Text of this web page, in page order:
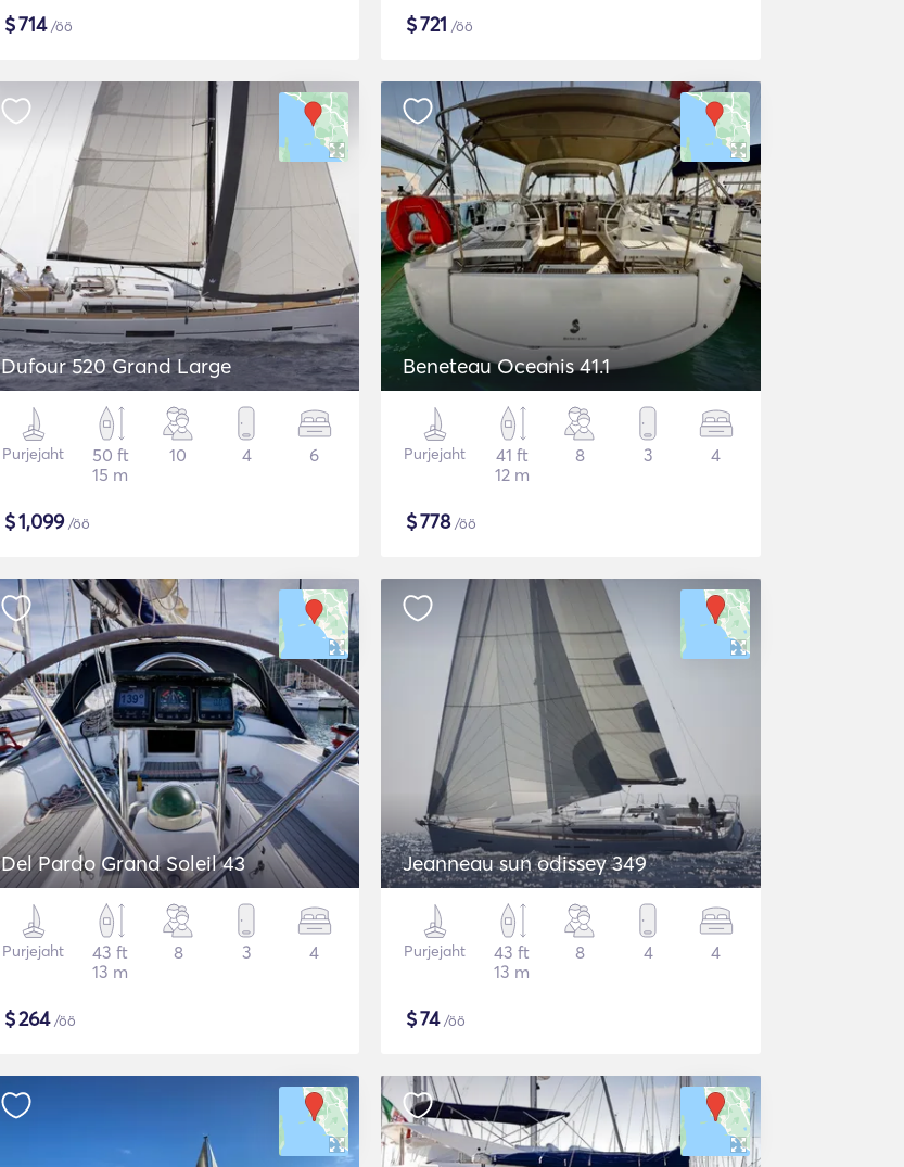
$714/öö $721 /öö
Dufour 520 Grand Large
Purjejaht
50 ft
15 m
10 4 6
$1,099/öö
Beneteau Oceanis 41.1
Purjejaht
41 ft
12 m
8 3 4
$778/öö
Del Pardo Grand Soleil 43
Purjejaht
43 ft
13 m
8 3 4
$264/öö
Jeanneau sun odissey 349
Purjejaht
43 ft
13 m
8 4 4
$74/öö